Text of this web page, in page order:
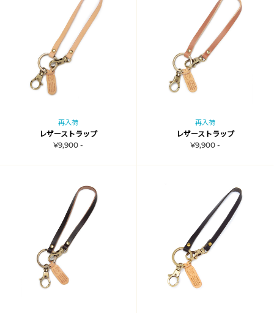
再入荷
レザーストラップ
¥9,900 -
再入荷
レザーストラップ
¥9,900 -